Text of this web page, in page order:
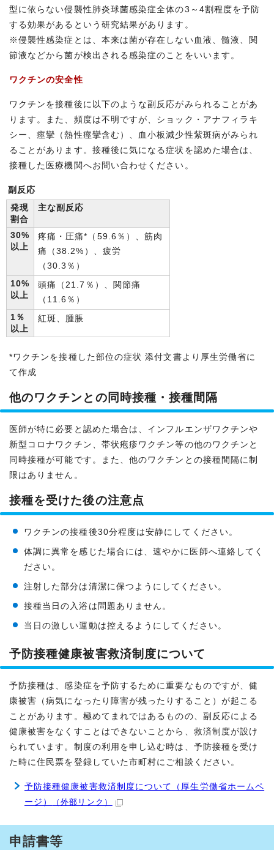
型に依らない侵襲性肺炎球菌感染症全体の3～4割程度を予防
する効果があるという研究結果があります。
※侵襲性感染症とは、本来は菌が存在しない血液、髄液、関
節液などから菌が検出される感染症のことをいいます。
ワクチンの安全性
ワクチンを接種後に以下のような副反応がみられることがあ
ります。また、頻度は不明ですが、ショック・アナフィラキ
シー、痙攣（熱性痙攣含む）、血小板減少性紫斑病がみられ
ることがあります。接種後に気になる症状を認めた場合は、
接種した医療機関へお問い合わせください。
副反応
発現
割合
主な副反応
30%
以上
疼痛・圧痛*（59.6％）、筋肉
痛（38.2%）、疲労
（30.3％）
10%
以上
頭痛（21.7％）、関節痛
（11.6％）
1％
以上
紅斑、腫脹
*ワクチンを接種した部位の症状 添付文書より厚生労働省に
て作成
他のワクチンとの同時接種・接種間隔
医師が特に必要と認めた場合は、インフルエンザワクチンや
新型コロナワクチン、帯状疱疹ワクチン等の他のワクチンと
同時接種が可能です。また、他のワクチンとの接種間隔に制
限はありません。
接種を受けた後の注意点
ワクチンの接種後30分程度は安静にしてください。
体調に異常を感じた場合には、速やかに医師へ連絡してく
ださい。
注射した部分は清潔に保つようにしてください。
接種当日の入浴は問題ありません。
当日の激しい運動は控えるようにしてください。
予防接種健康被害救済制度について
予防接種は、感染症を予防するために重要なものですが、健
康被害（病気になったり障害が残ったりすること）が起こる
ことがあります。極めてまれではあるものの、副反応による
健康被害をなくすことはできないことから、救済制度が設け
られています。制度の利用を申し込む時は、予防接種を受け
た時に住民票を登録していた市町村にご相談ください。
予防接種健康被害救済制度について（厚生労働省ホームペ
ージ）
（外部リンク）
申請書等